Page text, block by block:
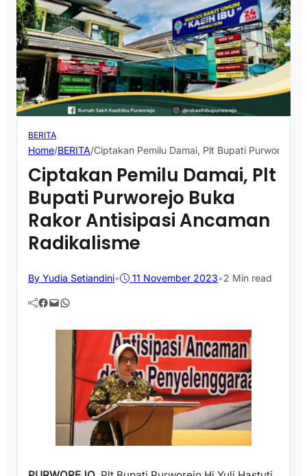
BERITA
Home/BERITA/Ciptakan Pemilu Damai, Plt Bupati Purworejo
Ciptakan Pemilu Damai, Plt
Bupati Purworejo Buka
Rakor Antisipasi Ancaman
Radikalisme
By Yudia Setiandini• 11 November 2023•2 Min read
Facebook Mail WhatsApp